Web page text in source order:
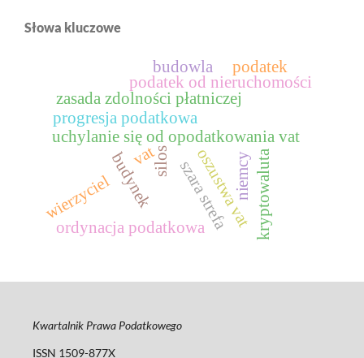
Słowa kluczowe
oszustwa vat
uchylanie się od opodatkowania vat
szara strefa
progresja podatkowa
zasada zdolności płatniczej
podatek od nieruchomości
budynek
budowla
silos niemcy
podatek
ordynacja podatkowa
wierzyciel
vat kryptowaluta
Kwartalnik Prawa Podatkowego
ISSN 1509-877X